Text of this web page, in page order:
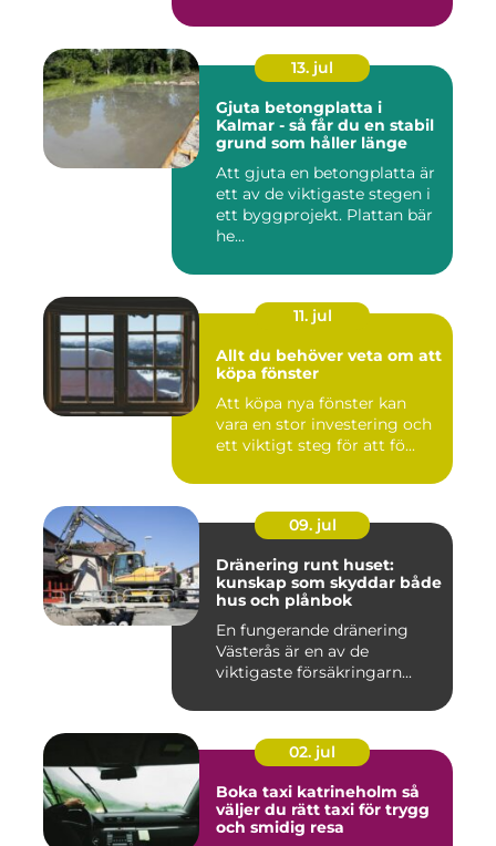
13. jul
Gjuta betongplatta i
Kalmar - så får du en stabil
grund som håller länge
Att gjuta en betongplatta är
ett av de viktigaste stegen i
ett byggprojekt. Plattan bär
he...
11. jul
Allt du behöver veta om att
köpa fönster
Att köpa nya fönster kan
vara en stor investering och
ett viktigt steg för att fö...
09. jul
Dränering runt huset:
kunskap som skyddar både
hus och plånbok
En fungerande dränering
Västerås är en av de
viktigaste försäkringarn...
02. jul
Boka taxi katrineholm så
väljer du rätt taxi för trygg
och smidig resa